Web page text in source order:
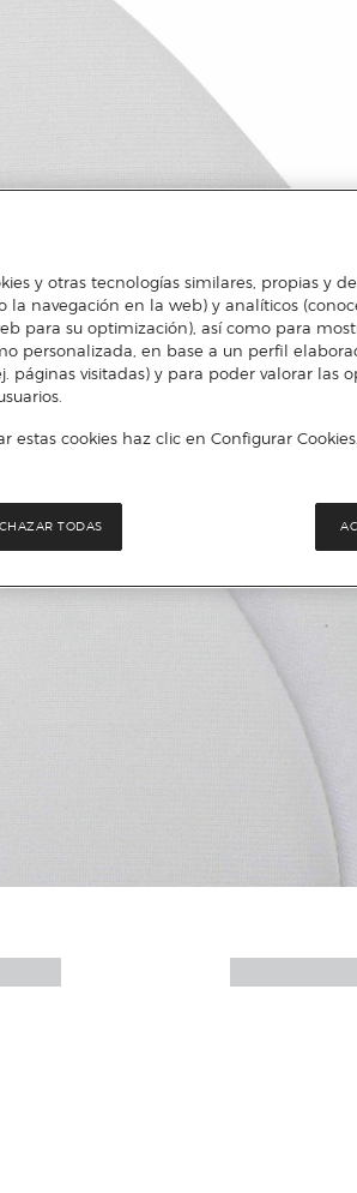
y otras tecnologías similares, propias y
la navegación en la web) y analíticos
para su optimización), así como para
personalizada, en base a un perfil
páginas visitadas) y para poder valorar las
estas cookies haz clic en Configurar Cookies.
TODAS